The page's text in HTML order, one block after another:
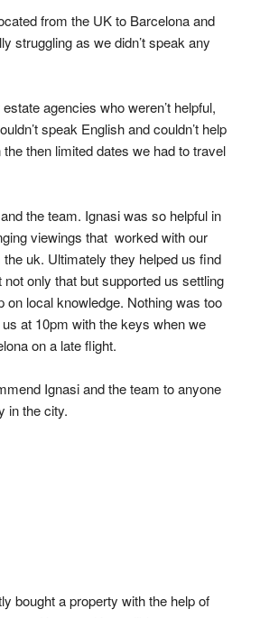
from the UK to Barcelona and
struggling as we didn’t speak any
agencies who weren’t helpful,
speak English and couldn’t help
then limited dates we had to travel
the team. Ignasi was so helpful in
viewings that  worked with our
uk. Ultimately they helped us find
only that but supported us settling
on local knowledge. Nothing was too
at 10pm with the keys when we
on a late flight.
Ignasi and the team to anyone
in the city.
bought a property with the help of